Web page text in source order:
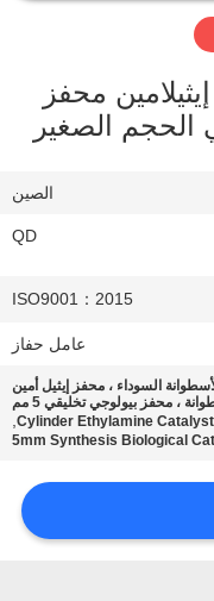
محفز
الحجم الصغير
الصين
QD
ISO9001：2015
عامل حفاز
السوداء ، محفز إيثيل أمين
، محفز بيولوجي تخليقي 5 مم
Cylinder Ethylamine Catalyst
,
5mm Synthesis Biological